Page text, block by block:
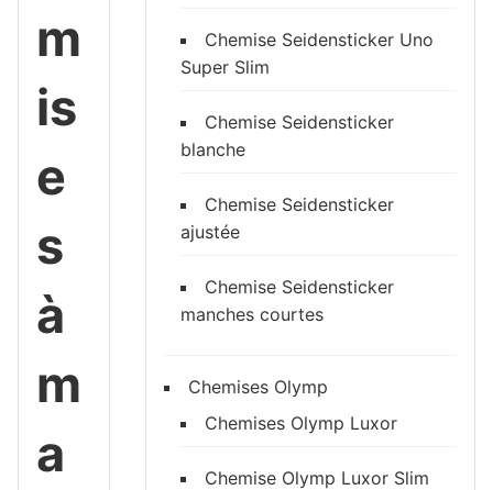
m
is
e
s
à
m
a
Chemise Seidensticker Uno
Super Slim
Chemise Seidensticker
blanche
Chemise Seidensticker
ajustée
Chemise Seidensticker
manches courtes
Chemises Olymp
Chemises Olymp Luxor
Chemise Olymp Luxor Slim